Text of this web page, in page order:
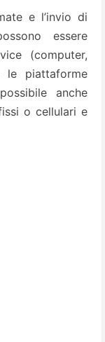
e l’invio di
essere
(computer,
piattaforme
anche
o cellulari e